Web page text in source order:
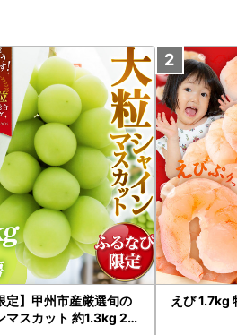
定】甲州市産厳選旬の
マスカット 約1.3kg 2
えび 1.7kg